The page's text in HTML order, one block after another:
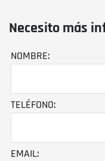
Necesito más
NOMBRE:
TELÉFONO:
EMAIL: